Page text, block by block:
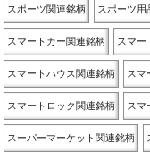
スポーツ関連銘柄 スポーツ用
スマートカー関連銘柄 スマー
スマートハウス関連銘柄 スマ
スマートロック関連銘柄 スマ
スーパーマーケット関連銘柄